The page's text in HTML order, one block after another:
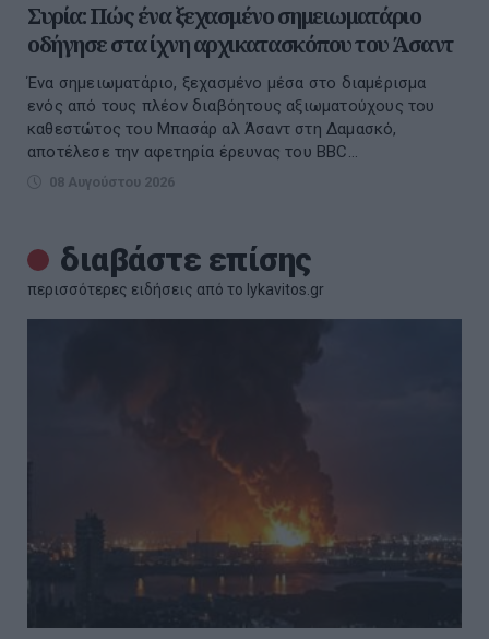
Συρία: Πώς ένα ξεχασμένο σημειωματάριο
οδήγησε στα ίχνη αρχικατασκόπου του Άσαντ
Ένα σημειωματάριο, ξεχασμένο μέσα στο διαμέρισμα
ενός από τους πλέον διαβόητους αξιωματούχους του
καθεστώτος του Μπασάρ αλ Άσαντ στη Δαμασκό,
αποτέλεσε την αφετηρία έρευνας του BBC...
08 Αυγούστου 2026
διαβάστε επίσης
περισσότερες ειδήσεις από το lykavitos.gr